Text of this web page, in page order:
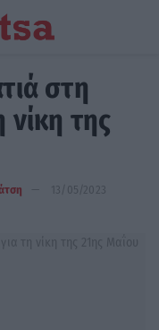
στη
νίκη της
13/05/2023